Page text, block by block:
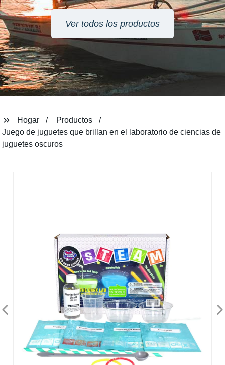
Ver todos los productos
Hogar
Productos
Juego de juguetes que brillan en el laboratorio de ciencias de
juguetes oscuros